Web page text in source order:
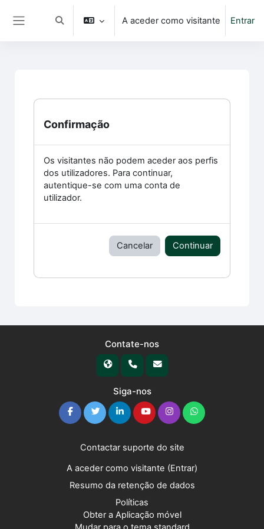
Ir para o conteúdo principal
Alternar a entrada da pesquisa
A aceder como visitante Entrar
Confirmação
Os visitantes não podem aceder aos perfis
dos utilizadores. Para continuar,
autentique-se com uma conta de
utilizador.
Cancelar Continuar
Contate-nos
Siga-nos
Contactar suporte do site
A aceder como visitante (Entrar)
Resumo da retenção de dados
Políticas
Obter a Aplicação móvel